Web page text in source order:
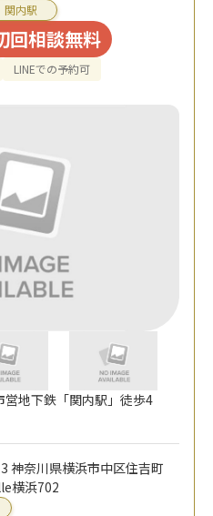
関内駅
回相談無料
LINEでの予約可
営地下鉄「関内駅」徒歩4
神奈川県横浜市中区住吉町
横浜702